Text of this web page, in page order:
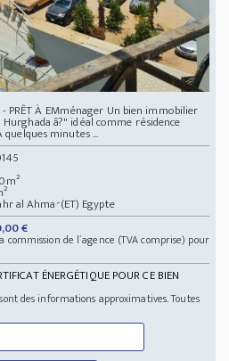
- PRÊT À EMménager Un bien immobilier
â?" idéal comme résidence
minutes ...
al Ahmar(ET) Egypte
€
commission de l´agence (TVA comprise) pour
ÉNERGÉTIQUE POUR CE BIEN
des informations approximatives. Toutes